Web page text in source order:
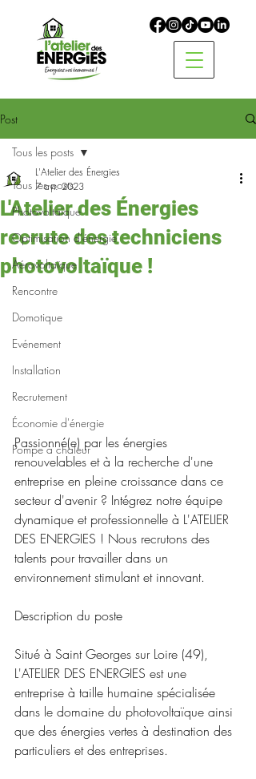
Post
Tous les posts
Photovoltaïque
Optimisation d'énergie
Aérovoltaïque
Rencontre
Domotique
Evénement
Installation
Recrutement
Économie d'énergie
Pompe à chaleur
Tous les posts
L'Atelier des Énergies
recrute des techniciens
photovoltaïque !
L'Atelier des Énergies
7 avr. 2023
Passionné(e) par les énergies
renouvelables et à la recherche d'une
entreprise en pleine croissance dans ce
secteur d'avenir ? Intégrez notre équipe
dynamique et professionnelle à L'ATELIER
DES ENERGIES ! Nous recrutons des
talents pour travailler dans un
environnement stimulant et innovant.
Description du poste
Situé à Saint Georges sur Loire (49),
L'ATELIER DES ENERGIES est une
entreprise à taille humaine spécialisée
dans le domaine du photovoltaïque ainsi
que des énergies vertes à destination des
particuliers et des entreprises.